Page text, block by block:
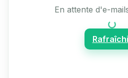
En attente d'e-